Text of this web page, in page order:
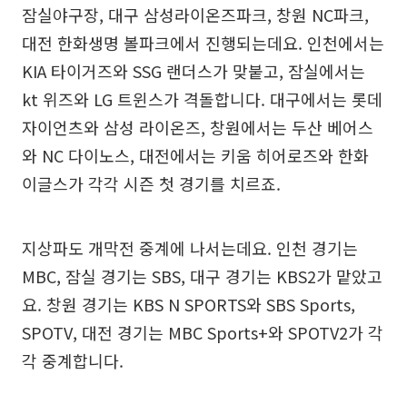
잠실야구장, 대구 삼성라이온즈파크, 창원 NC파크,
대전 한화생명 볼파크에서 진행되는데요. 인천에서는
KIA 타이거즈와 SSG 랜더스가 맞붙고, 잠실에서는
kt 위즈와 LG 트윈스가 격돌합니다. 대구에서는 롯데
자이언츠와 삼성 라이온즈, 창원에서는 두산 베어스
와 NC 다이노스, 대전에서는 키움 히어로즈와 한화
이글스가 각각 시즌 첫 경기를 치르죠.
지상파도 개막전 중계에 나서는데요. 인천 경기는
MBC, 잠실 경기는 SBS, 대구 경기는 KBS2가 맡았고
요. 창원 경기는 KBS N SPORTS와 SBS Sports,
SPOTV, 대전 경기는 MBC Sports+와 SPOTV2가 각
각 중계합니다.